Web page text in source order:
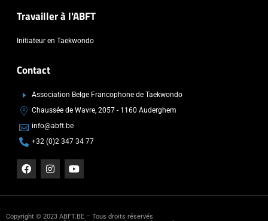
Travailler à l'ABFT
Initiateur en Taekwondo
Contact
Association Belge Francophone de Taekwondo
Chaussée de Wavre, 2057 - 1160 Auderghem
info@abft.be
+32 (0)2 347 34 77
Copyright © 2023 ABFT.BE – Tous droits réservés